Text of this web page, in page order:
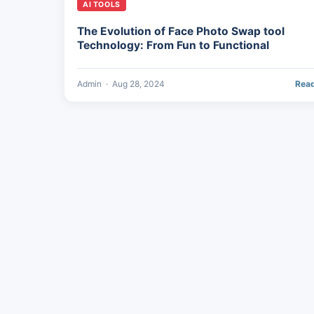
AI TOOLS
The Evolution of Face Photo Swap tool
Technology: From Fun to Functional
Admin · Aug 28, 2024